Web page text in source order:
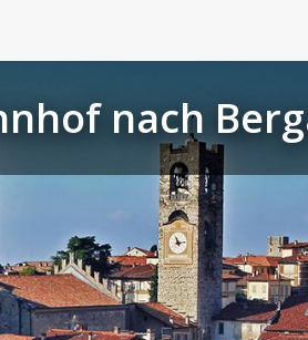
nach